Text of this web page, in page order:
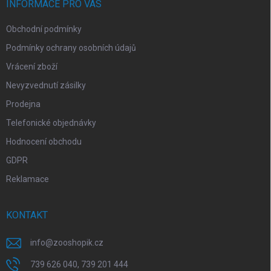
INFORMACE PRO VÁS
Obchodní podmínky
Podmínky ochrany osobních údajů
Vrácení zboží
Nevyzvednutí zásilky
Prodejna
Telefonické objednávky
Hodnocení obchodu
GDPR
Reklamace
KONTAKT
info@zooshopik.cz
739 626 040, 739 201 444